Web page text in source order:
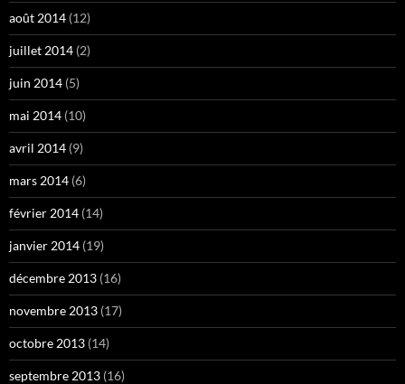
août 2014 (12)
juillet 2014 (2)
juin 2014 (5)
mai 2014 (10)
avril 2014 (9)
mars 2014 (6)
février 2014 (14)
janvier 2014 (19)
décembre 2013 (16)
novembre 2013 (17)
octobre 2013 (14)
septembre 2013 (16)